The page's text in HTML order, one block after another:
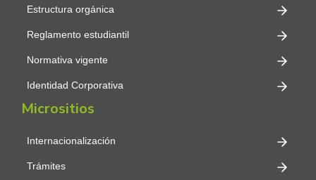
Estructura orgánica
Reglamento estudiantil
Normativa vigente
Identidad Corporativa
Micrositios
Internacionalización
Trámites